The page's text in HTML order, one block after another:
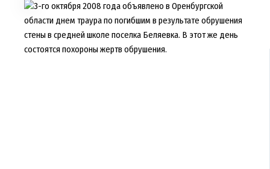
3-го октября 2008 года объявлено в Оренбургской
области днем траура по погибшим в результате обрушения
стены в средней школе поселка Беляевка. В этот же день
состоятся похороны жертв обрушения.